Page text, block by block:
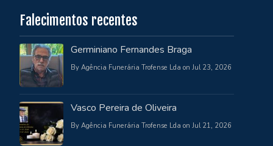
Falecimentos recentes
Germiniano Fernandes Braga
By Agência Funerária Trofense Lda on Jul 23, 2026
Vasco Pereira de Oliveira
By Agência Funerária Trofense Lda on Jul 21, 2026